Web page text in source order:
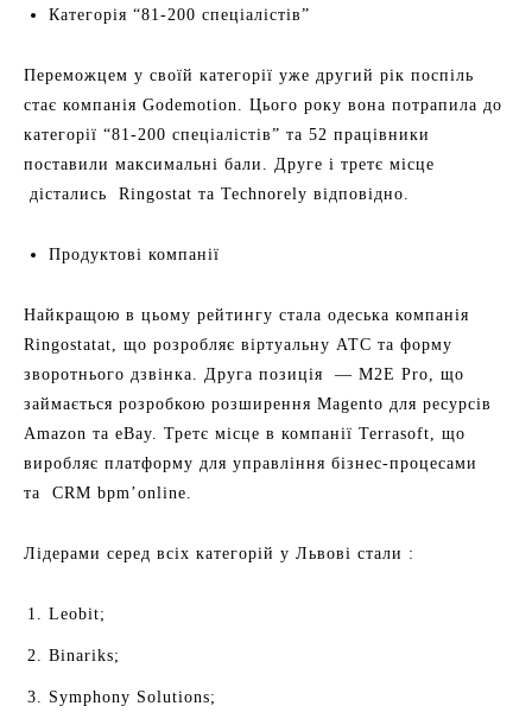
Категорія “81-200 спеціалістів”
Переможцем у своїй категорії уже другий рік поспіль
стає компанія Godemotion. Цього року вона потрапила до
категорії “81-200 спеціалістів” та 52 працівники
поставили максимальні бали. Друге і третє місце
дістались Ringostat та Technorely відповідно.
Продуктові компанії
Найкращою в цьому рейтингу стала одеська компанія
Ringostatat, що розробляє віртуальну АТС та форму
зворотнього дзвінка. Друга позиція — M2E Pro, що
займається розробкою розширення Magento для ресурсів
Amazon та eBay. Третє місце в компанії Terrasoft, що
виробляє платформу для управління бізнес-процесами
та CRM bpm’online.
Лідерами серед всіх категорій у Львові стали :
Leobit;
Binariks;
Symphony Solutions;